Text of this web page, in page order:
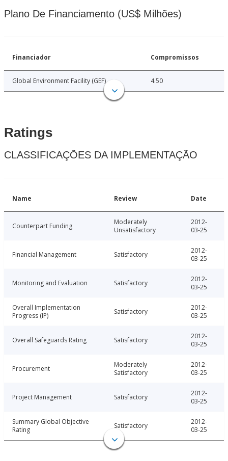
Plano De Financiamento (US$ Milhões)
Financiador Compromissos
Global Environment Facility (GEF) 4.50
Ratings
CLASSIFICAÇÕES DA IMPLEMENTAÇÃO
Name Review Date
Counterpart Funding
Moderately
Unsatisfactory
2012-
03-25
Financial Management Satisfactory
2012-
03-25
Monitoring and Evaluation Satisfactory
2012-
03-25
Overall Implementation
Progress (IP)
Satisfactory
2012-
03-25
Overall Safeguards Rating Satisfactory
2012-
03-25
Procurement
Moderately
Satisfactory
2012-
03-25
Project Management Satisfactory
2012-
03-25
Summary Global Objective
Rating
Satisfactory
2012-
03-25